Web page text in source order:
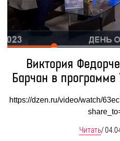
Виктория
Барчан в программе
https://dzen.ru/video/watch/
Читать/